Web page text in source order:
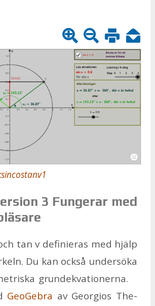
3 Fun­ge­rar med
tan v de­fi­nie­ras med hjälp
Du kan ock­så un­der­sö­ka
grun­de­kva­tio­ner­na.
Geo­Ge­bra av Ge­or­gi­os The­